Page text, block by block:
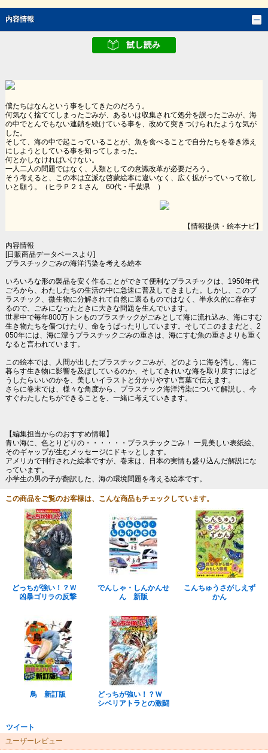
内容情報
僕たちはなんという事をしてきたのだろう。
何気なく捨ててしまったごみが、あるいは収集されて処分を誤ったごみが、海
の中でとんでもない連鎖を続けている事を、改めて突きつけられたような気が
した。
そして、海の中で起こっていることが、魚を食べることで自分たちを巻き添え
にしようとしている事を知ってしまった。
何とかしなければいけない。
一人二人の問題ではなく、人類としての意識改革が必要だろう。
そう考えると、この本は立派な啓蒙絵本に違いなく、広く拡がっていって欲し
いと願う。（ヒラＰ２１さん 60代・千葉県 ）
【情報提供・絵本ナビ】
内容情報
[日販商品データベースより]
プラスチックごみの海洋汚染を考える絵本
いろいろな形の製品を安く作ることができて便利なプラスチックは、1950年代
ごろから、わたしたちの生活の中に急速に普及してきました。しかし、このプ
ラスチック、微生物に分解されて自然に還るものではなく、半永久的に存在す
るので、ごみになったときに大きな問題を生んでいます。
世界中で毎年800万トンものプラスチックがごみとして海に流れ込み、海にすむ
生き物たちを傷つけたり、命をうばったりしています。そしてこのままだと、2
050年には、海に漂うプラスチックごみの重さは、海にすむ魚の重さよりも重く
なると言われています。
この絵本では、人間が出したプラスチックごみが、どのように海を汚し、海に
暮らす生き物に影響を及ぼしているのか、そしてきれいな海を取り戻すにはど
うしたらいいのかを、美しいイラストと分かりやすい言葉で伝えます。
さらに巻末では、様々な角度から、プラスチック海洋汚染について解説し、今
すぐわたしたちができることを、一緒に考えていきます。
【編集担当からのおすすめ情報】
青い海に、色とりどりの・・・・・・プラスチックごみ！ 一見美しい表紙絵、
そのギャップが生むメッセージにドキッとします。
アメリカで刊行された絵本ですが、巻末は、日本の実情も盛り込んだ解説にな
っています。
小学生の男の子が翻訳した、海の環境問題を考える絵本です。
この商品をご覧のお客様は、こんな商品もチェックしています。
どっちが強い！？Ｗ
凶暴ゴリラの反撃
でんしゃ・しんかんせ
ん 新版
こんちゅうさがしえず
かん
鳥 新訂版
どっちが強い！？Ｗ
シベリアトラとの激闘
ツイート
ユーザーレビュー